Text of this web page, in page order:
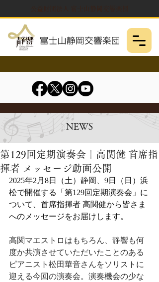
NEWS
第129回定期演奏会｜高関健 首席指
揮者 メッセージ動画公開
2025年2月8日（土）静岡、9日（日）浜
松で開催する「第129回定期演奏会」に
ついて、首席指揮者 高関健から皆さま
へのメッセージをお届けします。
高関マエストロはもちろん、静響も何
度か共演させていただいたことのある
ピアニスト松田華音さんをソリストに
迎える今回の演奏会。演奏機会の少な